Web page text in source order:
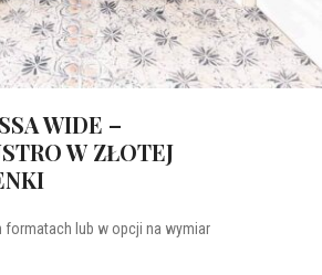
WIDE –
W ZŁOTEJ
formatach lub w opcji na wymiar